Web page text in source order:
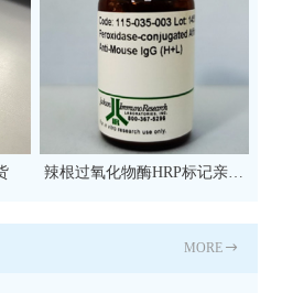
辣根过氧化物酶HRP标记亲和
抗 现货
MORE